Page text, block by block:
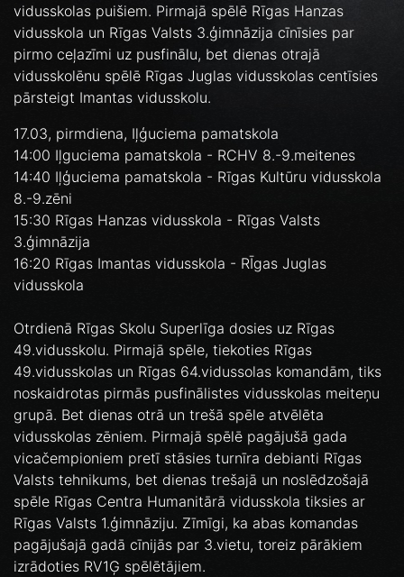
vidusskolas puišiem. Pirmajā spēlē Rīgas Hanzas
vidusskola un Rīgas Valsts 3.ģimnāzija cīnīsies par
pirmo ceļazīmi uz pusfinālu, bet dienas otrajā
vidusskolēnu spēlē Rīgas Juglas vidusskolas centīsies
pārsteigt Imantas vidusskolu.
17.03, pirmdiena, Iļģuciema pamatskola
14:00 Iļguciema pamatskola - RCHV 8.-9.meitenes
14:40 Iļģuciema pamatskola - Rīgas Kultūru vidusskola
8.-9.zēni
15:30 Rīgas Hanzas vidusskola - Rīgas Valsts
3.ģimnāzija
16:20 Rīgas Imantas vidusskola - RĪgas Juglas
vidusskola
Otrdienā Rīgas Skolu Superlīga dosies uz Rīgas
49.vidusskolu. Pirmajā spēle, tiekoties Rīgas
49.vidusskolas un Rīgas 64.vidussolas komandām, tiks
noskaidrotas pirmās pusfinālistes vidusskolas meiteņu
grupā. Bet dienas otrā un trešā spēle atvēlēta
vidusskolas zēniem. Pirmajā spēlē pagājušā gada
vicačempioniem pretī stāsies turnīra debianti Rīgas
Valsts tehnikums, bet dienas trešajā un noslēdzošajā
spēle Rīgas Centra Humanitārā vidusskola tiksies ar
Rīgas Valsts 1.ģimnāziju. Zīmīgi, ka abas komandas
pagājušajā gadā cīnijās par 3.vietu, toreiz pārākiem
izrādoties RV1Ģ spēlētājiem.